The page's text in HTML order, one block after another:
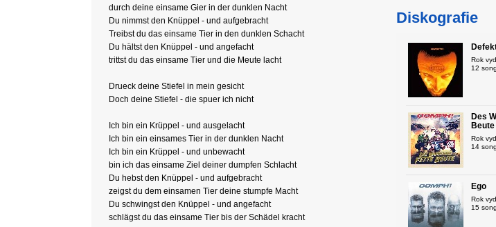
durch deine einsame Gier in der dunklen Nacht
Du nimmst den Knüppel - und aufgebracht
Treibst du das einsame Tier in den dunklen Schacht
Du hältst den Knüppel - und angefacht
trittst du das einsame Tier und die Meute lacht
Drueck deine Stiefel in mein gesicht
Doch deine Stiefel - die spuer ich nicht
Ich bin ein Krüppel - und ausgelacht
Ich bin ein einsames Tier in der dunklen Nacht
Ich bin ein Krüppel - und unbewacht
bin ich das einsame Ziel deiner dumpfen Schlacht
Du hebst den Knüppel - und aufgebracht
zeigst du dem einsamen Tier deine stumpfe Macht
Du schwingst den Knüppel - und angefacht
schlägst du das einsame Tier bis der Schädel kracht
Diskografie
Rok
12
Des
Beute
Rok
14
Ego
Rok
15